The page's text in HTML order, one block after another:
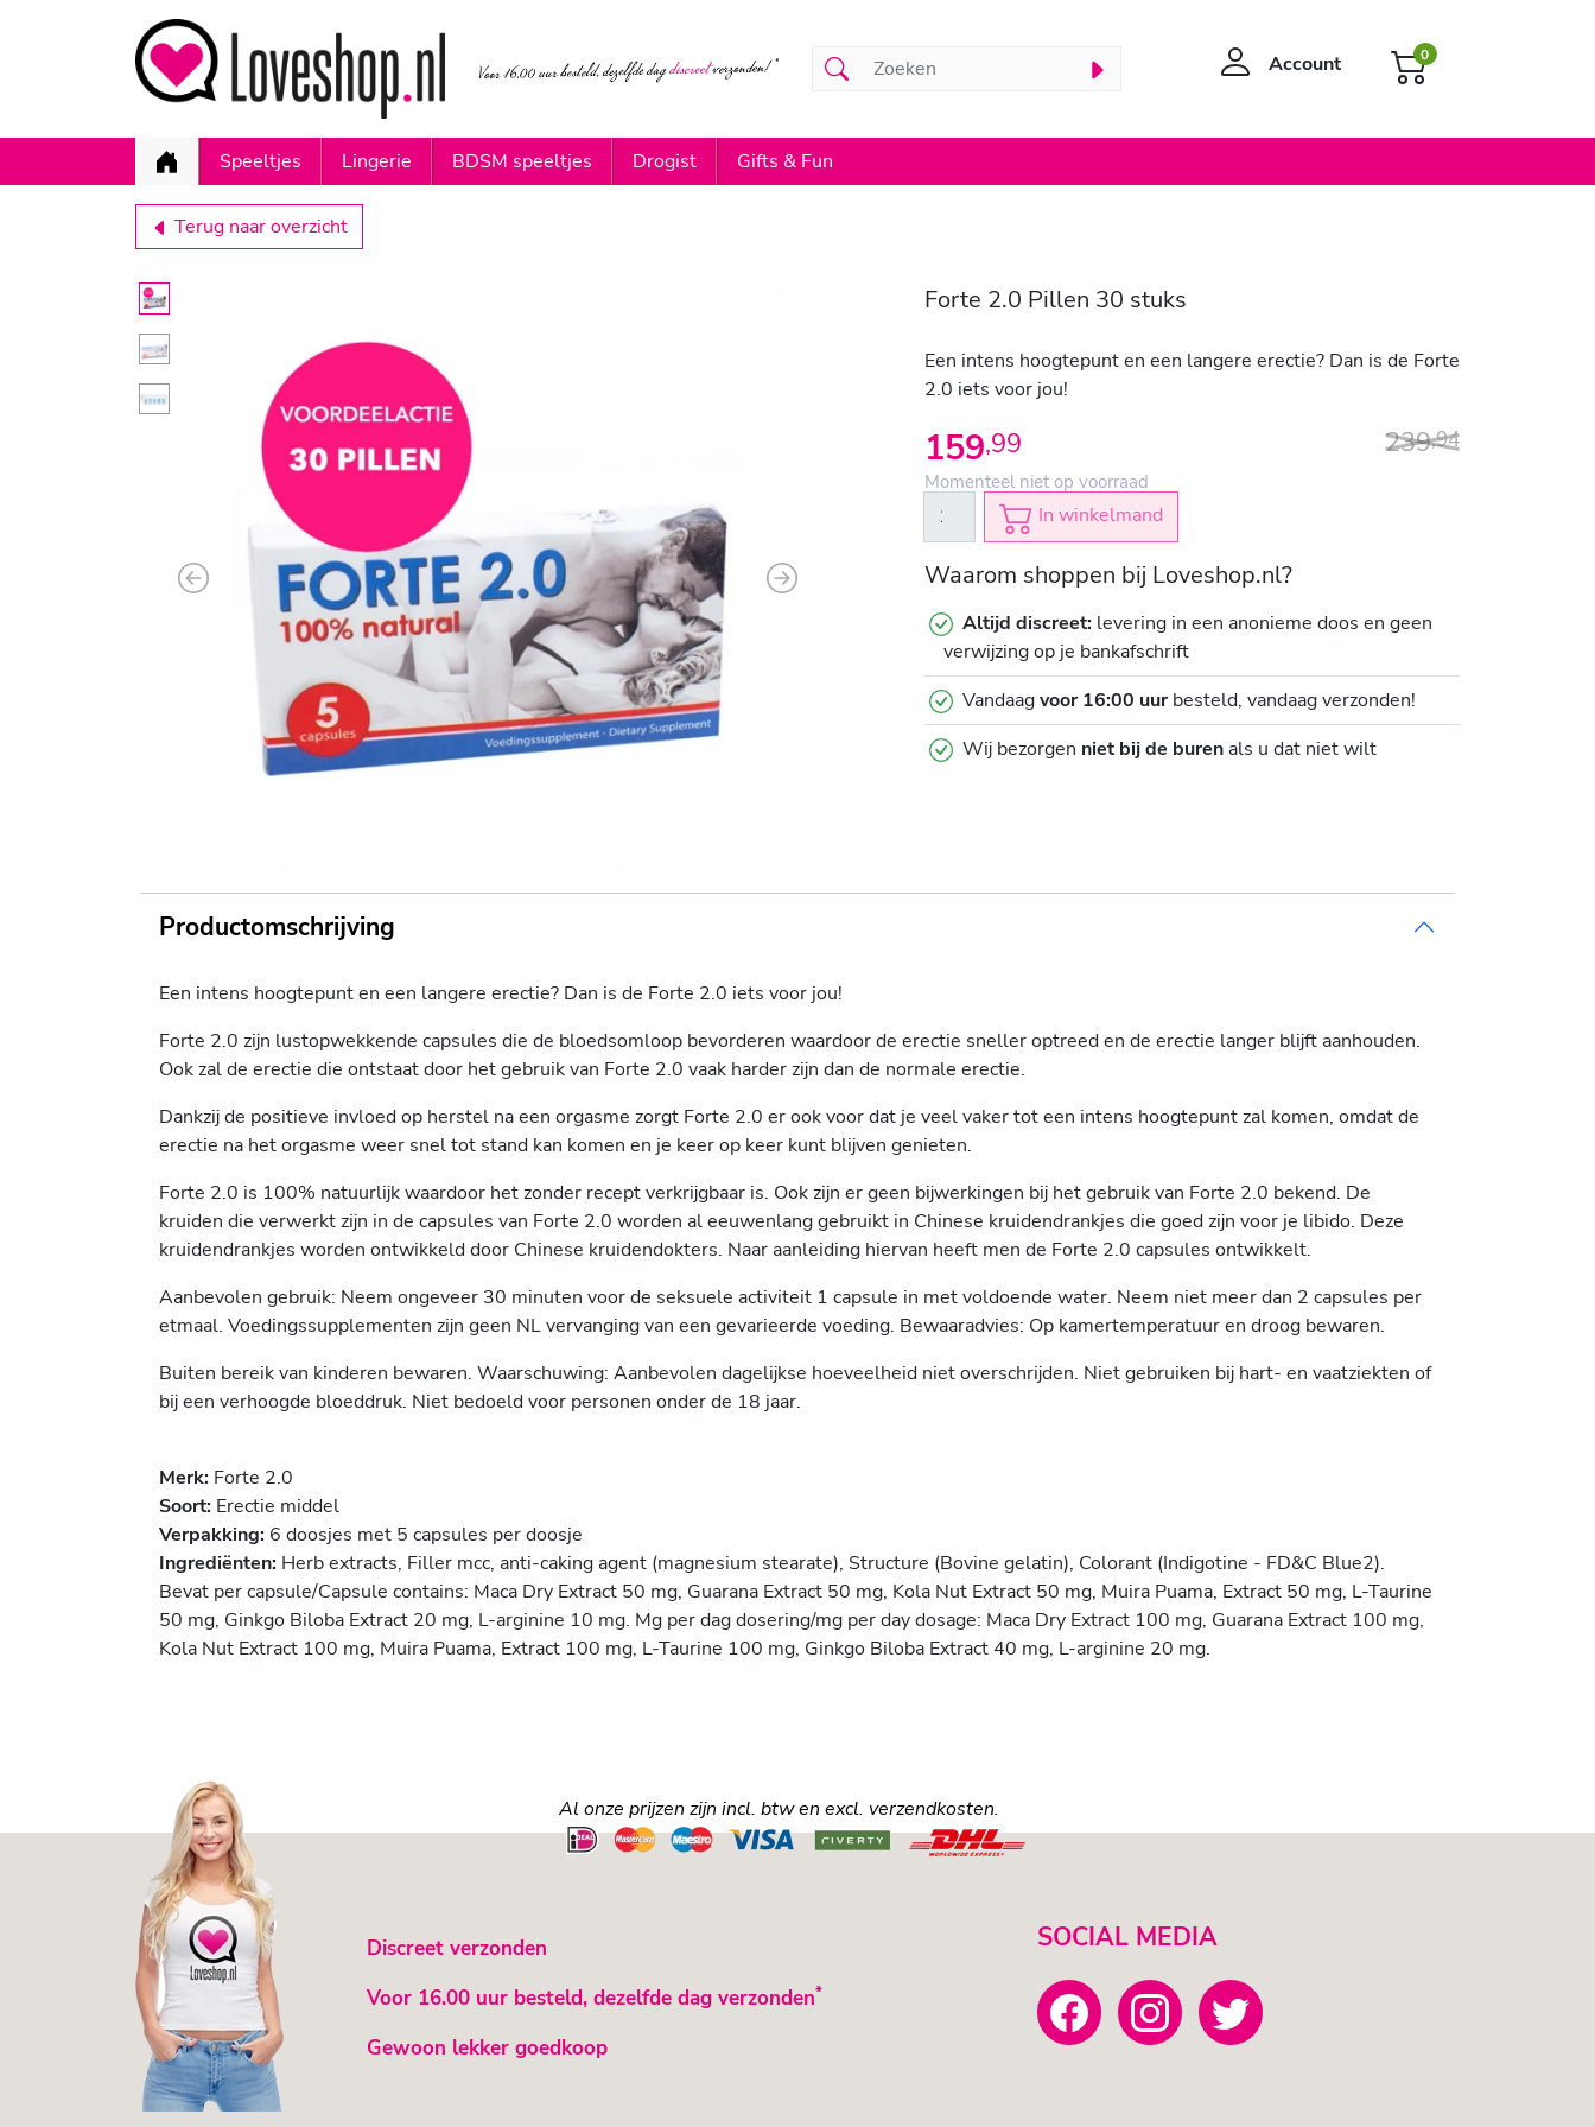
Account 0
Speeltjes Lingerie BDSM speeltjes Drogist Gifts & Fun
Terug naar overzicht
Previous Next
Forte 2.0 Pillen 30 stuks
Een intens hoogtepunt en een langere erectie? Dan is de Forte
2.0 iets voor jou!
159,99 239,94
Momenteel niet op voorraad
In winkelmand
Waarom shoppen bij Loveshop.nl?
Altijd discreet: levering in een anonieme doos en geen
verwijzing op je bankafschrift
Vandaagvoor 16:00 uurbesteld, vandaag verzonden!
Wij bezorgen niet bij de burenals u dat niet wilt
Productomschrijving
Een intens hoogtepunt en een langere erectie? Dan is de Forte 2.0 iets voor jou!
Forte 2.0 zijn lustopwekkende capsules die de bloedsomloop bevorderen waardoor de erectie sneller optreed en de erectie langer blijft aanhouden.
Ook zal de erectie die ontstaat door het gebruik van Forte 2.0 vaak harder zijn dan de normale erectie.
Dankzij de positieve invloed op herstel na een orgasme zorgt Forte 2.0 er ook voor dat je veel vaker tot een intens hoogtepunt zal komen, omdat de
erectie na het orgasme weer snel tot stand kan komen en je keer op keer kunt blijven genieten.
Forte 2.0 is 100% natuurlijk waardoor het zonder recept verkrijgbaar is. Ook zijn er geen bijwerkingen bij het gebruik van Forte 2.0 bekend. De
kruiden die verwerkt zijn in de capsules van Forte 2.0 worden al eeuwenlang gebruikt in Chinese kruidendrankjes die goed zijn voor je libido. Deze
kruidendrankjes worden ontwikkeld door Chinese kruidendokters. Naar aanleiding hiervan heeft men de Forte 2.0 capsules ontwikkelt.
Aanbevolen gebruik: Neem ongeveer 30 minuten voor de seksuele activiteit 1 capsule in met voldoende water. Neem niet meer dan 2 capsules per
etmaal. Voedingssupplementen zijn geen NL vervanging van een gevarieerde voeding. Bewaaradvies: Op kamertemperatuur en droog bewaren.
Buiten bereik van kinderen bewaren. Waarschuwing: Aanbevolen dagelijkse hoeveelheid niet overschrijden. Niet gebruiken bij hart- en vaatziekten of
bij een verhoogde bloeddruk. Niet bedoeld voor personen onder de 18 jaar.
Merk: Forte 2.0
Soort: Erectie middel
Verpakking: 6 doosjes met 5 capsules per doosje
Ingrediënten: Herb extracts, Filler mcc, anti-caking agent (magnesium stearate), Structure (Bovine gelatin), Colorant (Indigotine - FD&C Blue2).
Bevat per capsule/Capsule contains: Maca Dry Extract 50 mg, Guarana Extract 50 mg, Kola Nut Extract 50 mg, Muira Puama, Extract 50 mg, L-Taurine
50 mg, Ginkgo Biloba Extract 20 mg, L-arginine 10 mg. Mg per dag dosering/mg per day dosage: Maca Dry Extract 100 mg, Guarana Extract 100 mg,
Kola Nut Extract 100 mg, Muira Puama, Extract 100 mg, L-Taurine 100 mg, Ginkgo Biloba Extract 40 mg, L-arginine 20 mg.
Al onze prijzen zijn incl. btw en excl. verzendkosten.
Discreet verzonden
Voor 16.00 uur besteld, dezelfde dag verzonden*
Gewoon lekker goedkoop
SOCIAL MEDIA